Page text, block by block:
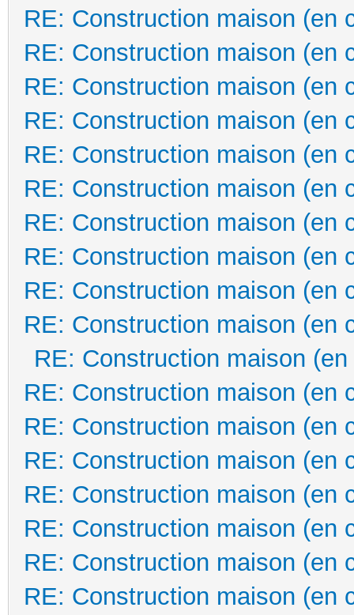
RE: Construction maison (en
RE: Construction maison (en
RE: Construction maison (en
RE: Construction maison (en
RE: Construction maison (en
RE: Construction maison (en
RE: Construction maison (en
RE: Construction maison (en
RE: Construction maison (en
RE: Construction maison (en
RE: Construction maison
RE: Construction maison (en
RE: Construction maison (en
RE: Construction maison (en
RE: Construction maison (en
RE: Construction maison (en
RE: Construction maison (en
RE: Construction maison (en